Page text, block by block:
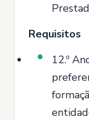
Requisitos
12.º